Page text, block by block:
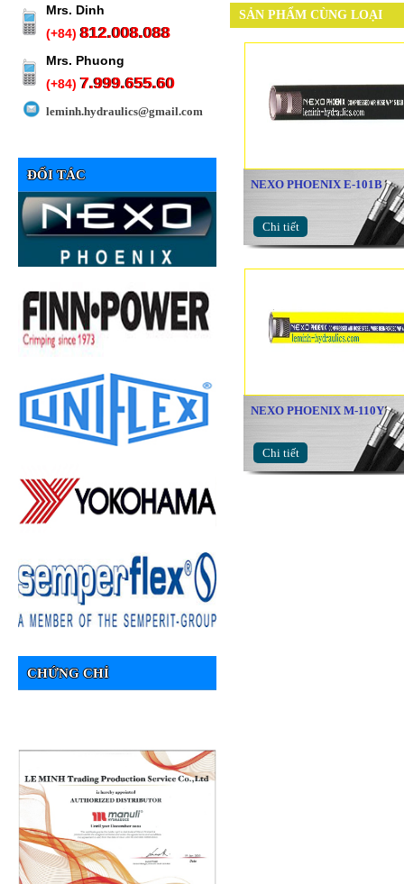
Mrs. Dinh
(+84)812.008.088
Mrs. Phuong
(+84)7.999.655.60
leminh.hydraulics@gmail.com
ĐỐI TÁC
CHỨNG CHỈ
SẢN PHẨM CÙNG LOẠI
NEXO PHOENIX E-101B
Chi tiết
NEXO PHOENIX M-110Y
Chi tiết